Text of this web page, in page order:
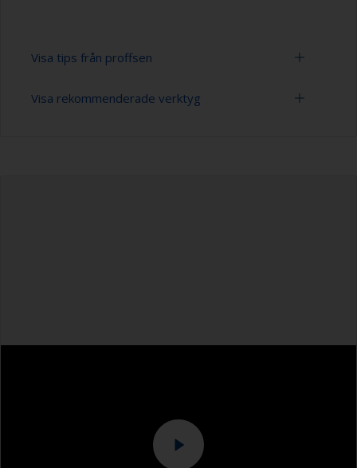
Visa tips från proffsen
För obehandlad aluminium är blästring den
Visa rekommenderade verktyg